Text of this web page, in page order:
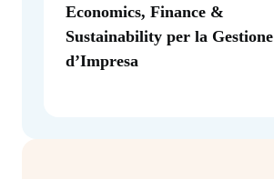
Economics, Finance &
Sustainability per la Gestione
d’Impresa